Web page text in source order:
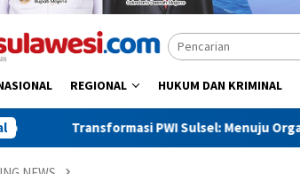
REGIONAL HUKUM DAN KRIMINAL
Sulsel: Menuju Organisasi Pers Inklusif